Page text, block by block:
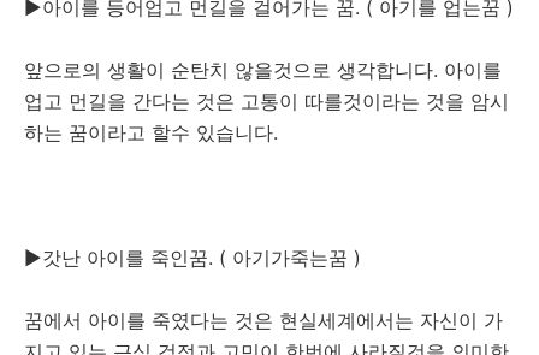
▶아이를 등어업고 먼길을 걸어가는 꿈. ( 아기를 업는꿈 )
앞으로의 생활이 순탄치 않을것으로 생각합니다. 아이를
업고 먼길을 간다는 것은 고통이 따를것이라는 것을 암시
하는 꿈이라고 할수 있습니다.
▶갓난 아이를 죽인꿈. ( 아기가죽는꿈 )
꿈에서 아이를 죽였다는 것은 현실세계에서는 자신이 가